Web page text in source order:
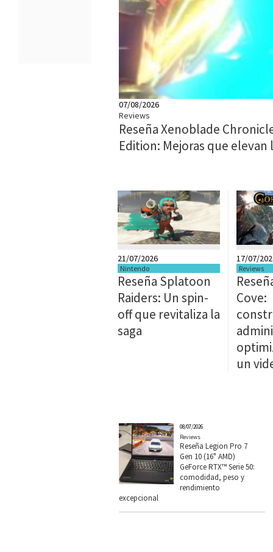
07/08/2026
Reviews
Reseña Xenoblade
Edition: Mejoras que elevan
21/07/2026
Nintendo
Reseña Splatoon
Raiders: Un spin-
off que revitaliza la
saga
17/07/
Reviews
Cove:
un
08/07/2026
Reviews
Reseña Legion Pro 7
Gen 10 (16" AMD)
GeForce RTX™ Serie 50:
comodidad, peso y
rendimiento
excepcional